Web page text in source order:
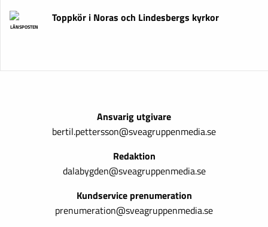
LÄNSPOSTEN
Toppkör i Noras och Lindesbergs kyrkor
Ansvarig utgivare
bertil.pettersson@sveagruppenmedia.se
Redaktion
dalabygden@sveagruppenmedia.se
Kundservice prenumeration
prenumeration@sveagruppenmedia.se